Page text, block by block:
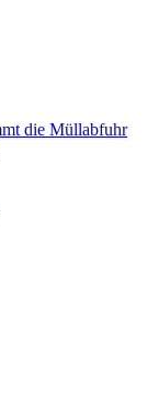
die Müllabfuhr